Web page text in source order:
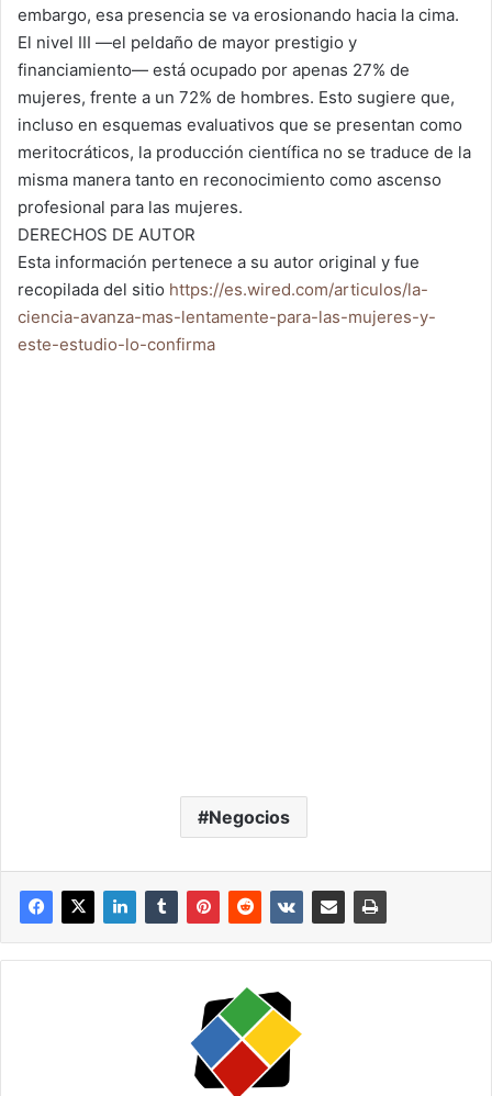
embargo, esa presencia se va erosionando hacia la cima.
El nivel III —el peldaño de mayor prestigio y
financiamiento— está ocupado por apenas 27% de
mujeres, frente a un 72% de hombres. Esto sugiere que,
incluso en esquemas evaluativos que se presentan como
meritocráticos, la producción científica no se traduce de la
misma manera tanto en reconocimiento como ascenso
profesional para las mujeres.
DERECHOS DE AUTOR
Esta información pertenece a su autor original y fue
recopilada del sitio https://es.wired.com/articulos/la-
ciencia-avanza-mas-lentamente-para-las-mujeres-y-
este-estudio-lo-confirma
Negocios